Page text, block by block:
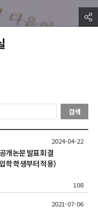
검색
개논문 발표회 결
학 학생부터 적용)
108
2024-04-22
2021-07-06